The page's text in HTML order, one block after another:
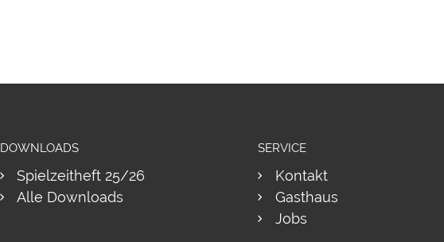
DOWNLOADS
Spielzeitheft 25/26
Alle Downloads
SERVICE
Kontakt
Gasthaus
Jobs